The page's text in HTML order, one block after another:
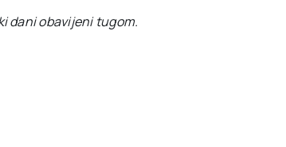
dani obavijeni tugom.